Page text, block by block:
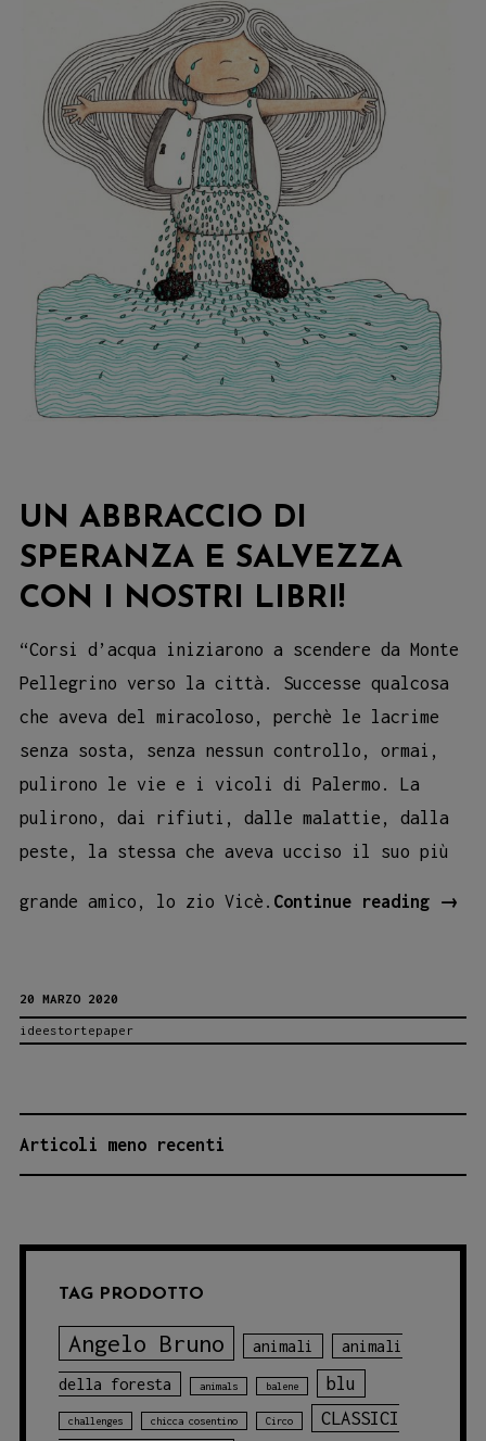
UN ABBRACCIO DI
SPERANZA E SALVEZZA
CON I NOSTRI LIBRI!
“Corsi d’acqua iniziarono a scendere da Monte
Pellegrino verso la città. Successe qualcosa
che aveva del miracoloso, perchè le lacrime
senza sosta, senza nessun controllo, ormai,
pulirono le vie e i vicoli di Palermo. La
pulirono, dai rifiuti, dalle malattie, dalla
peste, la stessa che aveva ucciso il suo più
grande amico, lo zio Vicè. Continue reading
Un
→
20 MARZO 2020
ideestortepaper
NAVIGAZIONE
ARTICOLI
Articoli meno recenti
TAG PRODOTTO
Angelo Bruno animali animali
della foresta animals balene blu
challenges chicca cosentino Circo
CLASSICI